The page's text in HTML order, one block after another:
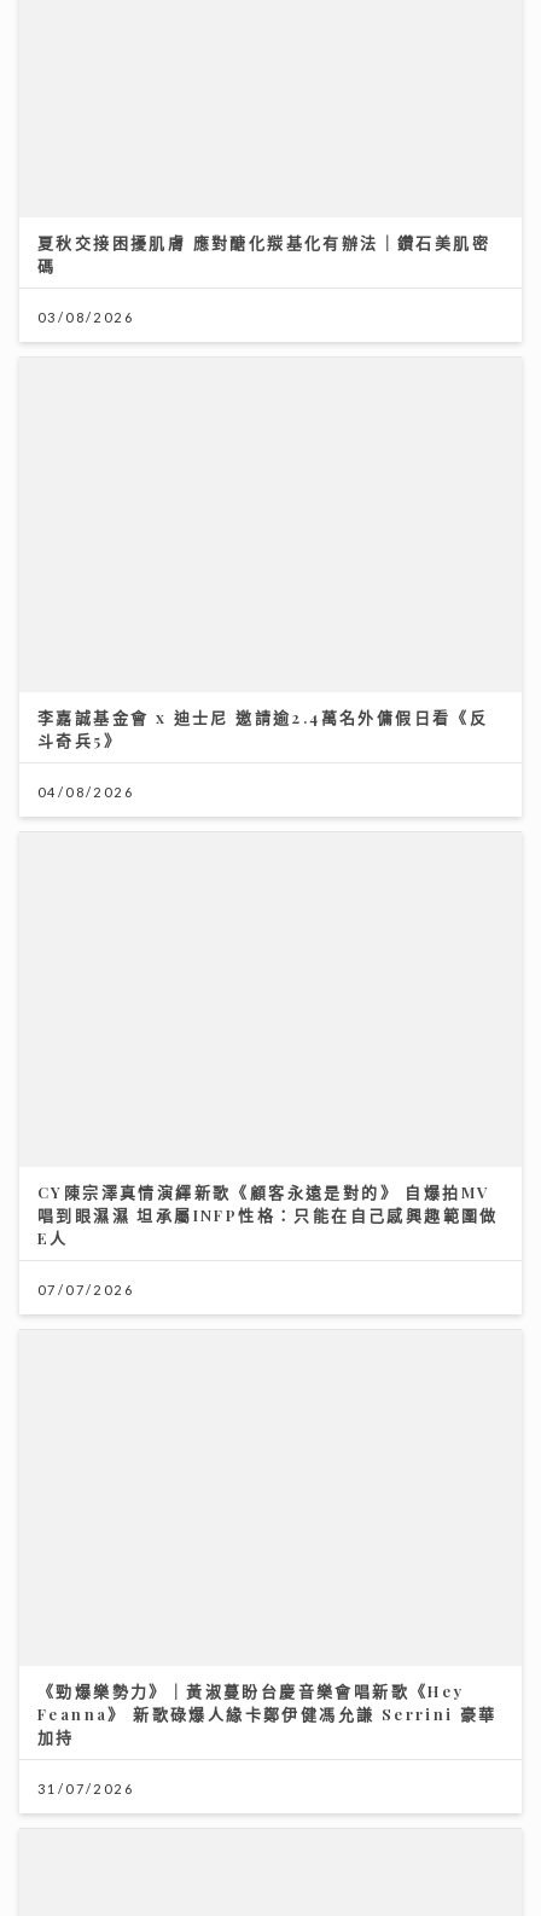
夏秋交接困擾肌膚 應對醣化羰基化有辦法｜鑽石美肌密
碼
03/08/2026
李嘉誠基金會 x 迪士尼 邀請逾2.4萬名外傭假日看《反
斗奇兵5》
04/08/2026
CY陳宗澤真情演繹新歌《顧客永遠是對的》 自爆拍MV
唱到眼濕濕 坦承屬INFP性格：只能在自己感興趣範圍做
E人
07/07/2026
《勁爆樂勢力》｜黃淑蔓盼台慶音樂會唱新歌《Hey
Feanna》 新歌碌爆人緣卡鄭伊健馮允謙 Serrini 豪華
加持
31/07/2026